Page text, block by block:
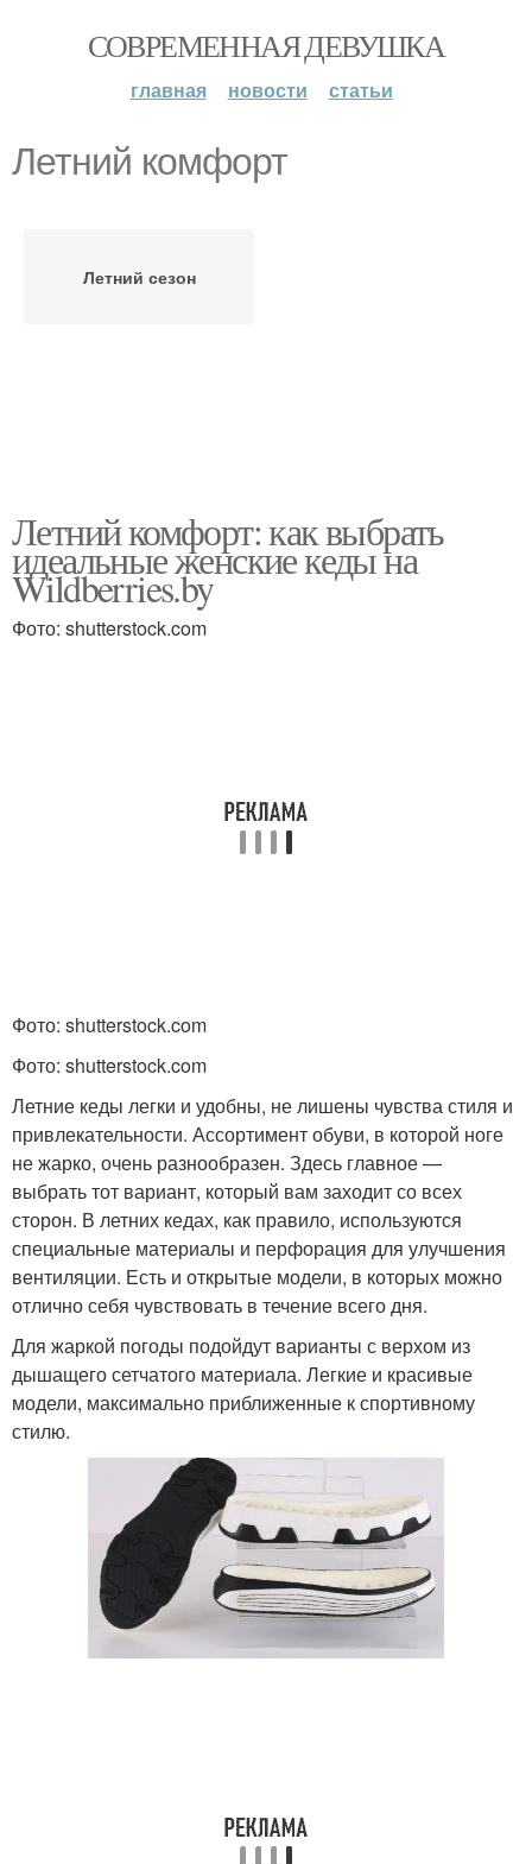
СОВРЕМЕННАЯ ДЕВУШКА
главная новости статьи
Летний комфорт
Летний сезон
Летний комфорт: как выбрать
идеальные женские кеды на
Wildberries.by
Фото: shutterstock.com
Фото: shutterstock.com
Фото: shutterstock.com
Летние кеды легки и удобны, не лишены чувства стиля и
привлекательности. Ассортимент обуви, в которой ноге
не жарко, очень разнообразен. Здесь главное —
выбрать тот вариант, который вам заходит со всех
сторон. В летних кедах, как правило, используются
специальные материалы и перфорация для улучшения
вентиляции. Есть и открытые модели, в которых можно
отлично себя чувствовать в течение всего дня.
Для жаркой погоды подойдут варианты с верхом из
дышащего сетчатого материала. Легкие и красивые
модели, максимально приближенные к спортивному
стилю.